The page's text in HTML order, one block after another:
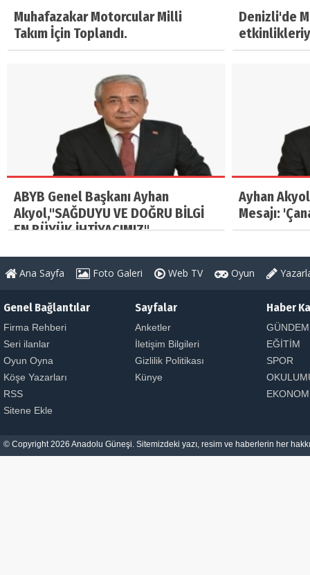
Muhafazakar Motorcular Milli
Takım İçin Toplandı.
Denizli'de
ABYB Genel Başkanı Ayhan
Akyol,"SAĞDUYU VE DOĞRU BİLGİ
EN BÜYÜK İHTİYACIMIZ"
Ayhan
Mesajı:
Ana Sayfa Foto Galeri Web TV Oyun
Genel Bağlantılar
Firma Rehberi
Seri ilanlar
Oyun Oyna
Köşe Yazarları
RSS
Sitene Ekle
Sayfalar
Anketler
İletişim Bilgileri
Gizlilik Politikası
Künye
Haber
GÜNDEM
EĞİTİM
SPOR
© Copyright 2026 Anadolu Güneşi. Sitemizdeki yazı, resim ve haberlerin her